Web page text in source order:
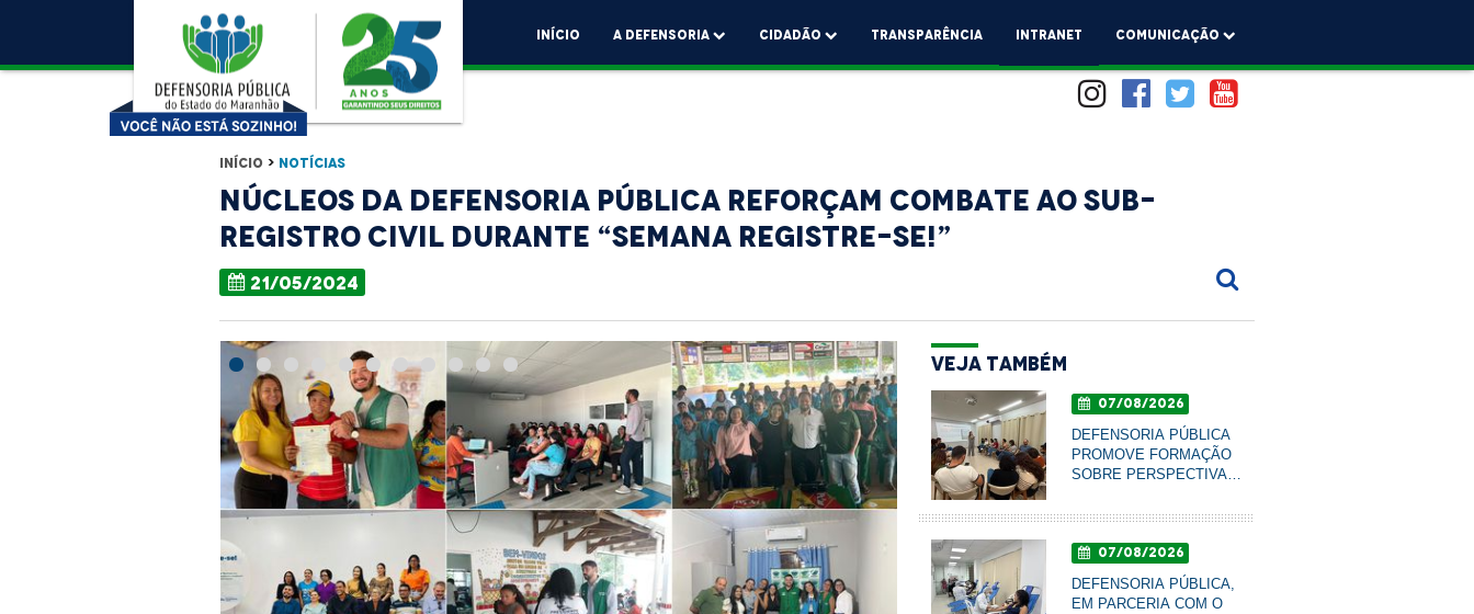
Início A Defensoria Cidadão Transparência Intranet comunicação
Início > Notícias
Núcleos da Defensoria Pública reforçam combate ao sub-
registro civil durante “Semana Registre-se!”
21/05/2024
Veja Também
07/08/2026
DEFENSORIA PÚBLICA
PROMOVE FORMAÇÃO
SOBRE PERSPECTIVA
QUALIFICAR
POPULAÇÃO EM
07/08/2026
DEFENSORIA PÚBLICA,
EM PARCERIA COM O